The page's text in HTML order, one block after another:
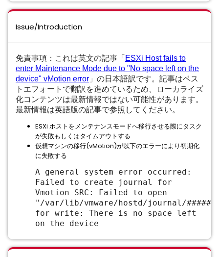
Issue/Introduction
免責事項：これは英文の記事「 ESXi Host fails to
enter Maintenance Mode due to "No space left on the
device" vMotion error 」の日本語訳です。記事はベス
トエフォートで翻訳を進めているため、ローカライズ
化コンテンツは最新情報ではない可能性があります。
最新情報は英語版の記事で参照してください。
ESXi ホストをメンテナンスモードへ移行させる際にタスク
が失敗もしくはタイムアウトする
仮想マシンの移行(vMotion)が以下のエラーにより初期化
に失敗する
A general system error occurred:
Failed to create journal for
Vmotion-SRC: Failed to open
"/var/lib/vmware/hostd/journal/
for write: There is no space left
on the device